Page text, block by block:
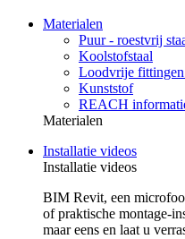
Materialen
Puur - roestvrij
Koolstofstaal
Loodvrije
Kunststof
REACH
Materialen
Installatie videos
Installatie videos
BIM Revit, een
of praktische montage-
maar eens en laat u